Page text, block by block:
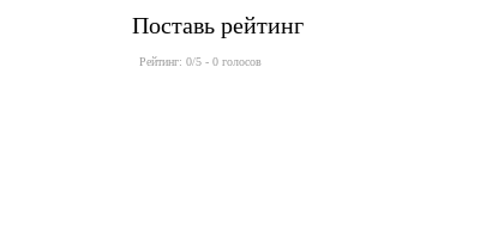
Поставь рейтинг
Рейтинг: 0/5 - 0 голосов